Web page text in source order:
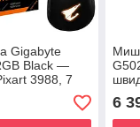
Gigabyte
Black —
3988, 7
підсвітка
6